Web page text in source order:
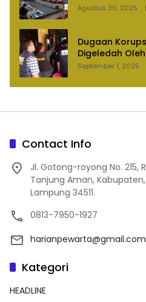
2025
Agustus 30, 2025
Dugaan
Digeledah
Lampung Utara
September 1, 2025
Contact Info
Jl. Gotong-royong No. 215,
Tanjung Aman,
Lampung 34511.
0813-7950-1927
harianpewarta@gmail.com
Kategori
HEADLINE